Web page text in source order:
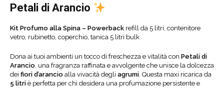
Petali di Arancio
Kit Profumo alla Spina – Powerback refill da 5 litri, contenitore
vetro, rubinetto, coperchio, tanica 5 litri bulk
Dona ai tuoi ambienti un tocco di freschezza e vitalità con Petali di
Arancio, una fragranza raffinata e avvolgente che unisce la dolcezza
dei fiori d’arancio alla vivacità degli agrumi. Questa maxi ricarica da
5 litri è perfetta per chi desidera una profumazione persistente e